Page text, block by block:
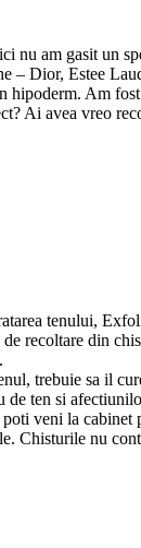
nu am gasit
Dior, Estee
Am
Ai avea vreo
tenului,
recoltare din
trebuie sa il
de ten si
veni la
Chisturile nu